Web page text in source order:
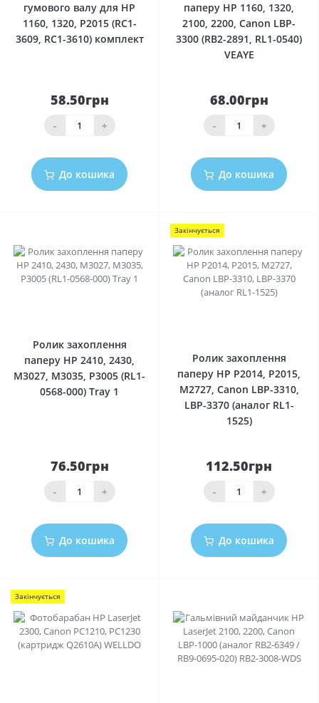
гумового валу для HP
1160, 1320, P2015 (RC1-
3609, RC1-3610) комплект
58.50грн
- +
До кошика
паперу HP 1160, 1320,
2100, 2200, Canon LBP-
3300 (RB2-2891, RL1-0540)
VEAYE
68.00грн
- +
До кошика
Ролик захоплення
паперу HP 2410, 2430,
M3027, M3035, P3005 (RL1-
0568-000) Tray 1
76.50грн
- +
До кошика
Закінчується
Ролик захоплення
паперу HP P2014, P2015,
M2727, Canon LBP-3310,
LBP-3370 (аналог RL1-
1525)
112.50грн
- +
До кошика
Закінчується